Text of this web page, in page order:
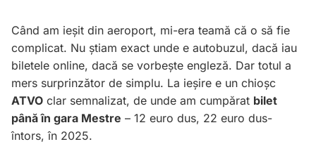
Când am ieșit din aeroport, mi-era teamă că o să fie
complicat. Nu știam exact unde e autobuzul, dacă iau
biletele online, dacă se vorbește engleză. Dar totul a
mers surprinzător de simplu. La ieșire e un chioșc
ATVO clar semnalizat, de unde am cumpărat bilet
până în gara Mestre – 12 euro dus, 22 euro dus-
întors, în 2025.